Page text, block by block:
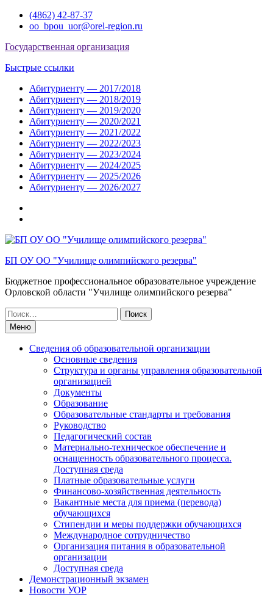
Перейти(4862) 42-87-37
oo_bpou_uor@orel-region.ru
Государственная организация
Быстрые ссылки
Абитуриенту — 2017/2018
Абитуриенту — 2018/2019
Абитуриенту — 2019/2020
Абитуриенту — 2020/2021
Абитуриенту — 2021/2022
Абитуриенту — 2022/2023
Абитуриенту — 2023/2024
Абитуриенту — 2024/2025
Абитуриенту — 2025/2026
Абитуриенту — 2026/2027
Одноклассниках
БП ОУ ОО "Училище олимпийского резерва"
Бюджетное профессиональное образовательное учреждение
Орловской области "Училище олимпийского резерва"
Искать:
Меню
Сведения об образовательной организации
Основные сведения
Структура и органы управления образовательной
организацией
Документы
Образование
Образовательные стандарты и требования
Руководство
Педагогический состав
Материально-техническое обеспечение и
оснащенность образовательного процесса.
Доступная среда
Платные образовательные услуги
Финансово-хозяйственная деятельность
Вакантные места для приема (перевода)
обучающихся
Стипендии и меры поддержки обучающихся
Международное сотрудничество
Организация питания в образовательной
организации
Доступная среда
Демонстрационный экзамен
Новости УОР